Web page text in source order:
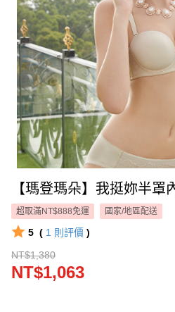
超取滿NT$888免運 國家/地區配送
5 ( 1 則評價 )
NT$1,380
NT$1,063